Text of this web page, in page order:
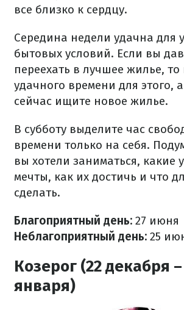
все близко к сердцу.
Середина недели удачна для
бытовых условий. Если вы
переехать в лучшее жилье,
удачного времени для этого,
сейчас ищите новое жилье.
В субботу выделите час
времени только на себя.
вы хотели заниматься, какие
мечты, как их достичь и что
сделать.
Благоприятный день: 27 июня
Неблагоприятный день: 25
Козерог (22 декабря
января)